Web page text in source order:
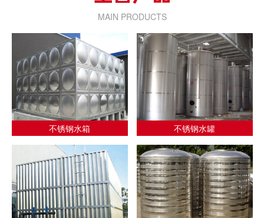
MAIN PRODUCTS
不锈钢水箱 不锈钢水罐